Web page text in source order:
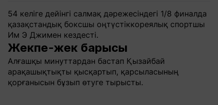
54 келіге дейінгі салмақ дәрежесіндегі 1/8 финалда
қазақстандық боксшы оңтүстіккореялық спортшы
Им Э Джимен кездесті.
Жекпе-жек барысы
Алғашқы минуттардан бастап Қызайбай
арақашықтықты қысқартып, қарсыласының
қорғанысын бұзып өтуге тырысты.